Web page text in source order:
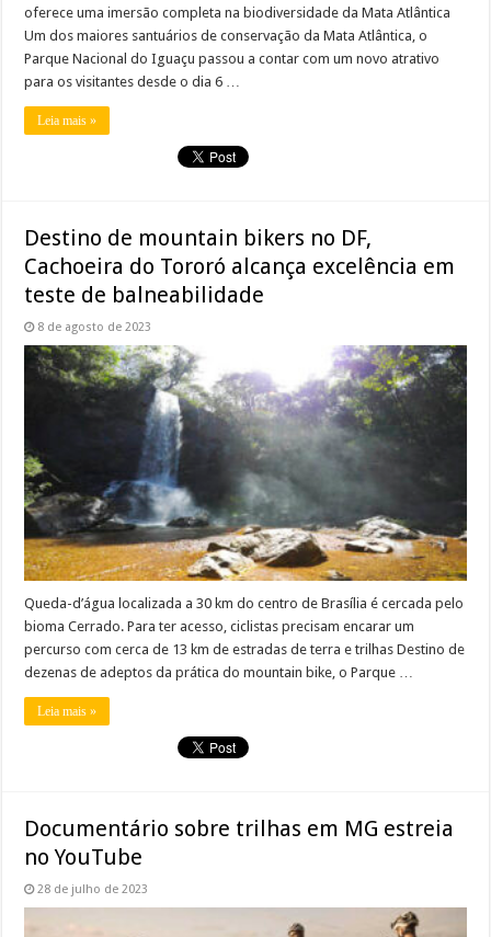
oferece uma imersão completa na biodiversidade da Mata Atlântica
Um dos maiores santuários de conservação da Mata Atlântica, o
Parque Nacional do Iguaçu passou a contar com um novo atrativo
para os visitantes desde o dia 6 …
Leia mais »
Destino de mountain bikers no DF,
Cachoeira do Tororó alcança excelência em
teste de balneabilidade
8 de agosto de 2023
Queda-d’água localizada a 30 km do centro de Brasília é cercada pelo
bioma Cerrado. Para ter acesso, ciclistas precisam encarar um
percurso com cerca de 13 km de estradas de terra e trilhas Destino de
dezenas de adeptos da prática do mountain bike, o Parque …
Leia mais »
Documentário sobre trilhas em MG estreia
no YouTube
28 de julho de 2023